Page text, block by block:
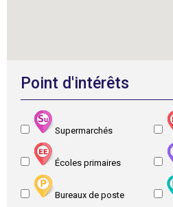
Point d'intérêts
Supermarchés
Écoles primaires
Bureaux de poste